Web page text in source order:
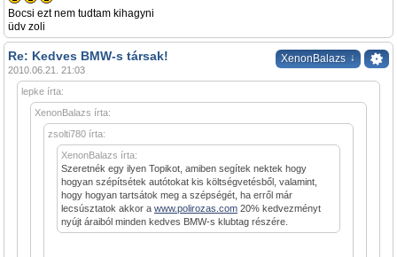
Bocsi ezt nem tudtam kihagyni
üdv zoli
XenonBalazs ↓
Re: Kedves BMW-s társak!
2010.06.21. 21:03
lepke írta:
XenonBalazs írta:
zsolti780 írta:
XenonBalazs írta:
Szeretnék egy ilyen Topikot, amiben segítek nektek hogy
hogyan szépítsétek autótokat kis költségvetésből, valamint,
hogy hogyan tartsátok meg a szépségét, ha erről már
lecsúsztatok akkor a www.polirozas.com 20% kedvezményt
nyújt áraiból minden kedves BMW-s klubtag részére.